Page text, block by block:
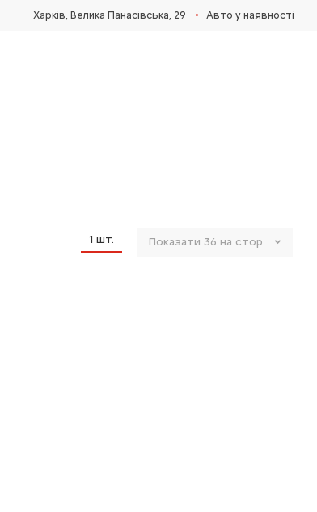
Харків, Велика Панасівська, 29 • Авто у наявності
1 шт. Показати 36 на стор.